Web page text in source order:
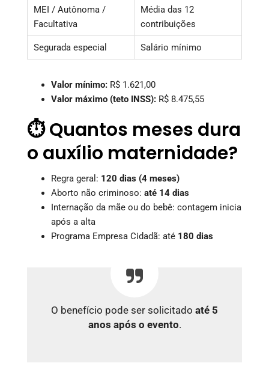
MEI / Autônoma /
Facultativa
Média das 12
contribuições
Segurada especial Salário mínimo
Valor mínimo: R$ 1.621,00
Valor máximo (teto INSS): R$ 8.475,55
⏱️ Quantos meses dura
o auxílio maternidade?
Regra geral: 120 dias (4 meses)
Aborto não criminoso: até 14 dias
Internação da mãe ou do bebê: contagem inicia
após a alta
Programa Empresa Cidadã: até 180 dias
O benefício pode ser solicitado até 5
anos após o evento.